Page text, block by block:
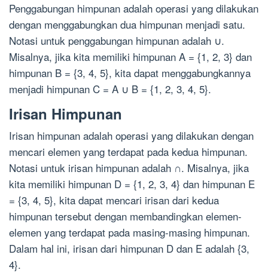
Penggabungan himpunan adalah operasi yang dilakukan
dengan menggabungkan dua himpunan menjadi satu.
Notasi untuk penggabungan himpunan adalah ∪.
Misalnya, jika kita memiliki himpunan A = {1, 2, 3} dan
himpunan B = {3, 4, 5}, kita dapat menggabungkannya
menjadi himpunan C = A ∪ B = {1, 2, 3, 4, 5}.
Irisan Himpunan
Irisan himpunan adalah operasi yang dilakukan dengan
mencari elemen yang terdapat pada kedua himpunan.
Notasi untuk irisan himpunan adalah ∩. Misalnya, jika
kita memiliki himpunan D = {1, 2, 3, 4} dan himpunan E
= {3, 4, 5}, kita dapat mencari irisan dari kedua
himpunan tersebut dengan membandingkan elemen-
elemen yang terdapat pada masing-masing himpunan.
Dalam hal ini, irisan dari himpunan D dan E adalah {3,
4}.